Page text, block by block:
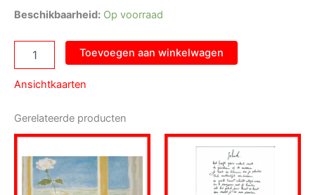
Beschikbaarheid: Op voorraad
Ansichtkaart
aantal
Toevoegen aan winkelwagen
Ansichtkaarten
Gerelateerde producten